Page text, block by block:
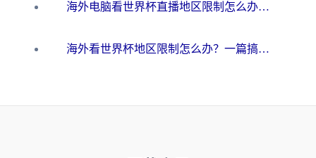
海外电脑看世界杯直播地区限制怎么办？你需要一个聪明的加速器
海外看世界杯地区限制怎么办？一篇搞定咪咕视频播放+国内资源无缝访问指南